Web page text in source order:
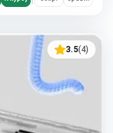
3.5(4)